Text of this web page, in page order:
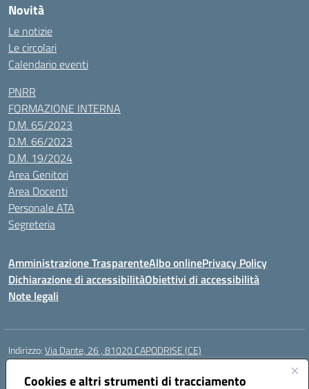
Cookies e altri strumenti di tracciamento
Novità
Le notizie
Le circolari
Calendario eventi
PNRR
FORMAZIONE INTERNA
D.M. 65/2023
D.M. 66/2023
D.M. 19/2024
Area Genitori
Area Docenti
Personale ATA
Segreteria
Amministrazione TrasparenteAlbo onlinePrivacy Policy
Dichiarazione di accessibilitàObiettivi di accessibilità
Note legali
Indirizzo:Via Dante, 26 , 81020 CAPODRISE (CE)
Centralino:
Posta elettronica certificata (PEC):CEIC83000V@pec.istruzione.it